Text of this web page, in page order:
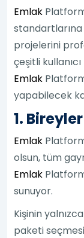
Emlak
projelerini
çeşitli
Emlak
yapabilecek
1.
Emlak
olsun, tüm
Emlak
sunuyor.
Kişinin
paketi seçmesi